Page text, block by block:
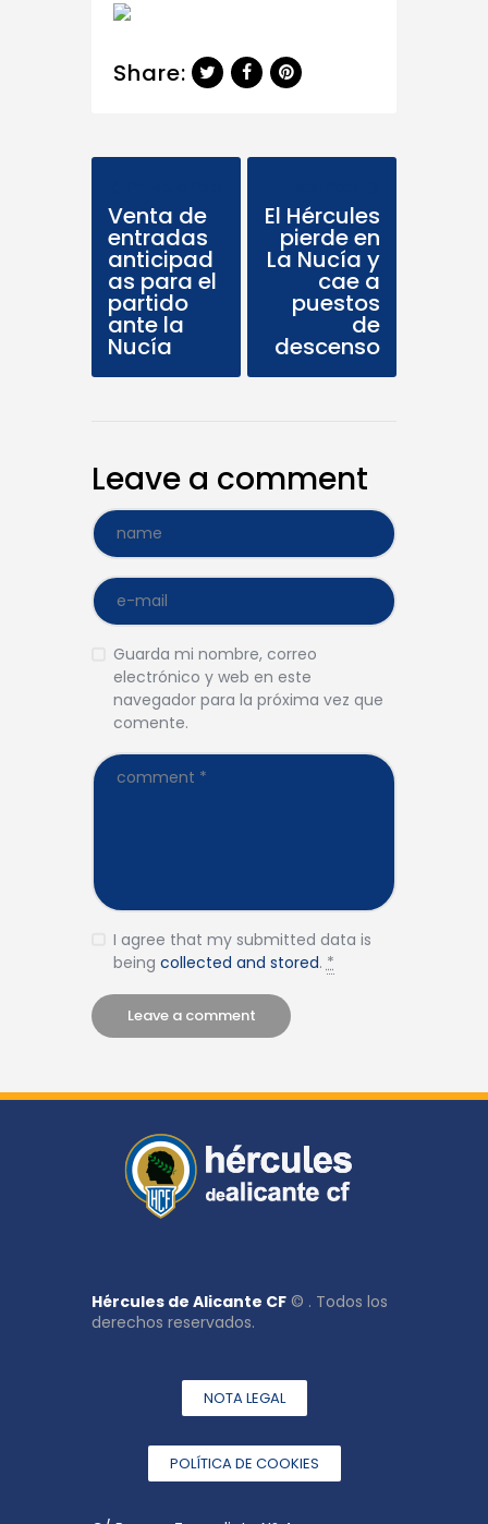
Share:
Venta de
entradas
anticipad
as para el
partido
ante la
Nucía
El Hércules
pierde en
La Nucía y
cae a
puestos
de
descenso
Leave a comment
Guarda mi nombre, correo
electrónico y web en este
navegador para la próxima vez que
comente.
I agree that my submitted data is
being collected and stored. *
Hércules de Alicante CF © . Todos los
derechos reservados.
NOTA LEGAL
POLÍTICA DE COOKIES